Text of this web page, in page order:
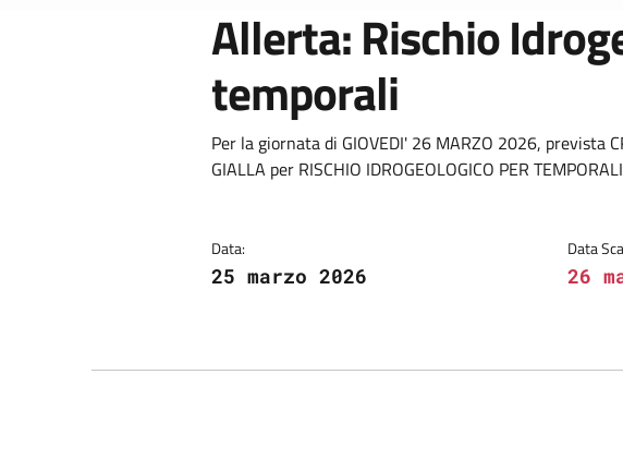
Allerta: Rischio
temporali
Per la giornata di GIOVEDI' 26 MARZO 2026, prevista
GIALLA per RISCHIO IDROGEOLOGICO PER
Data:
25 marzo 2026
Data
26